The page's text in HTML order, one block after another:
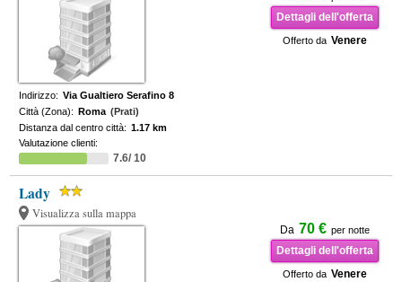
Dettagli dell'offerta
Offerto da Venere
Indirizzo: Via Gualtiero Serafino 8
Città (Zona): Roma (Prati)
Distanza dal centro città: 1.17 km
Valutazione clienti:
7.6/ 10
Lady
Visualizza sulla mappa
Da 70 € per notte
Dettagli dell'offerta
Offerto da Venere